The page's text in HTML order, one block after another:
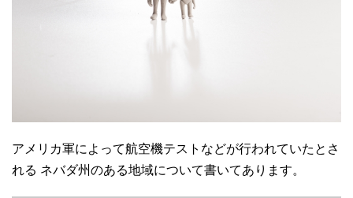
アメリカ軍によって航空機テストなどが行われていたとさ
れる ネバダ州のある地域について書いてあります。